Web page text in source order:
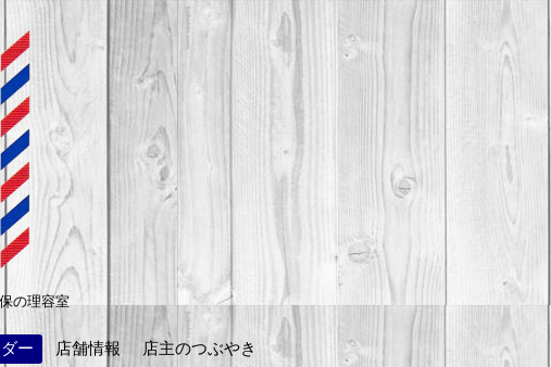
の理容室
ー 店舗情報 店主のつぶやき